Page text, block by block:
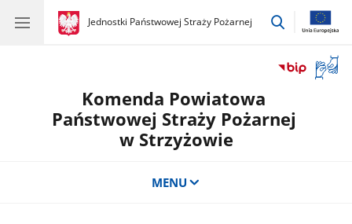
gov.pl
Jednostki Państwowej Straży Pożarnej
gov.pl
Jednostki
przejdź
okno
Komenda Powiatowa
Państwowej Straży Pożarnej
w Strzyżowie
MENU